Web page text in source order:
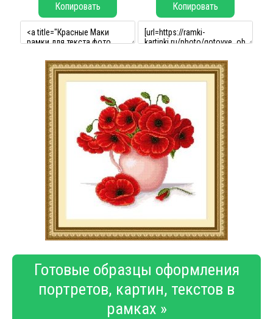
Копировать Копировать
Готовые образцы оформления
портретов, картин, текстов в
рамках »